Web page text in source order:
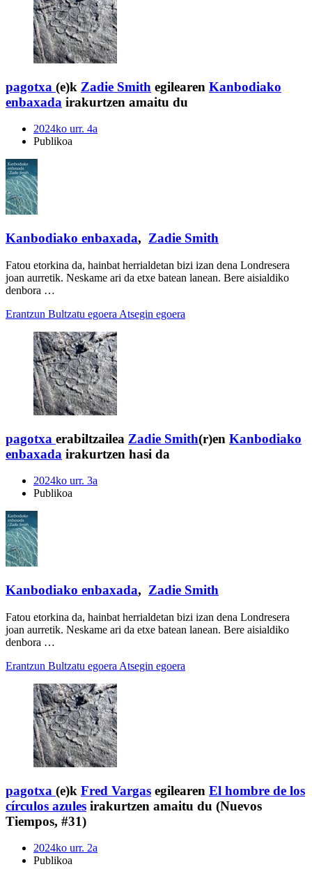
pagotxa (e)k Zadie Smith egilearen Kanbodiako
enbaxada irakurtzen amaitu du
2024ko urr. 4a
Publikoa
Kanbodiako enbaxada, Zadie Smith
Fatou etorkina da, hainbat herrialdetan bizi izan dena Londresera
joan aurretik. Neskame ari da etxe batean lanean. Bere aisialdiko
denbora …
Erantzun Bultzatu egoera Atsegin egoera
pagotxa erabiltzailea Zadie Smith(r)en Kanbodiako
enbaxada irakurtzen hasi da
2024ko urr. 3a
Publikoa
Kanbodiako enbaxada, Zadie Smith
Fatou etorkina da, hainbat herrialdetan bizi izan dena Londresera
joan aurretik. Neskame ari da etxe batean lanean. Bere aisialdiko
denbora …
Erantzun Bultzatu egoera Atsegin egoera
pagotxa (e)k Fred Vargas egilearen El hombre de los
círculos azules irakurtzen amaitu du (Nuevos
Tiempos, #31)
2024ko urr. 2a
Publikoa